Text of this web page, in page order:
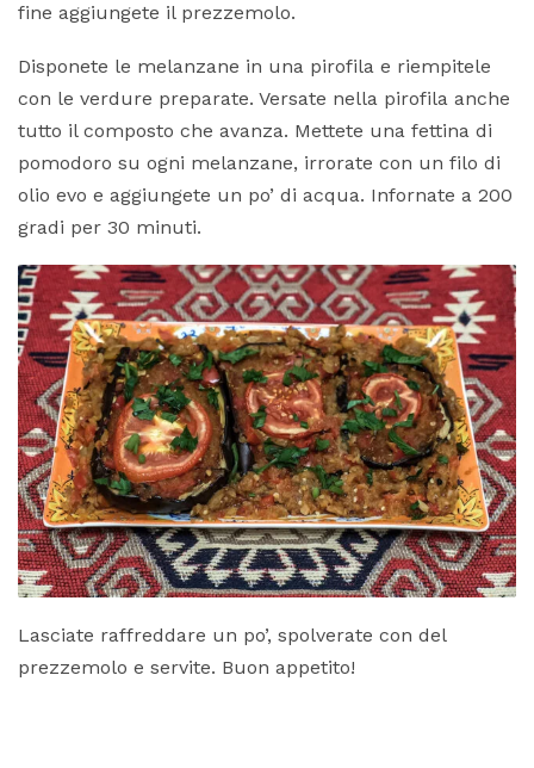
fine aggiungete il prezzemolo.
Disponete le melanzane in una pirofila e riempitele
con le verdure preparate. Versate nella pirofila anche
tutto il composto che avanza. Mettete una fettina di
pomodoro su ogni melanzane, irrorate con un filo di
olio evo e aggiungete un po’ di acqua. Infornate a 200
gradi per 30 minuti.
Lasciate raffreddare un po’, spolverate con del
prezzemolo e servite. Buon appetito!